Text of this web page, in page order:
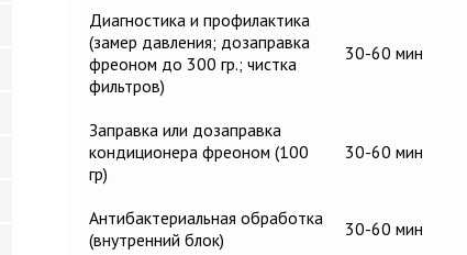
Диагностика и профилактика
(замер давления; дозаправка
фреоном до 300 гр.; чистка
фильтров)
30-60 мин
Заправка или дозаправка
кондиционера фреоном (100
гр)
30-60 мин
Антибактериальная обработка
(внутренний блок)
30-60 мин